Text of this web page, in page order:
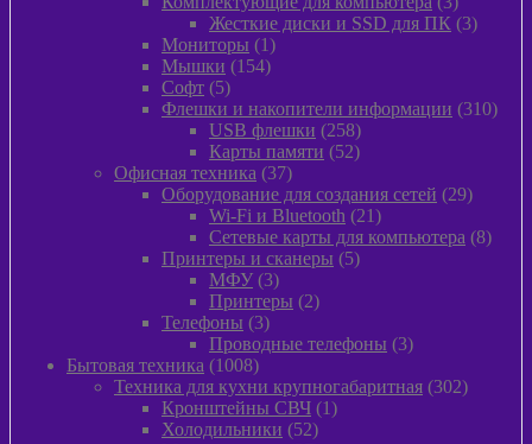
товара
Жесткие диски и SSD для ПК 33
Мониторы 11
товар
Мышки 154154
Софт 55
товаров
Флешки и накопители информации 310310
USB флешки 258258
товаров
Карты памяти 5252
Офисная техника 3737
товаров
Оборудование для создания сетей 2929
Wi-Fi и Bluetooth 2121
товар
Сетевые карты для компьютера 88
Принтеры и сканеры 55
МФУ 33
товара
Принтеры 22
Телефоны 33
товара
Проводные телефоны 33
Бытовая техника 10081008
товаров
Техника для кухни крупногабаритная 302302
Кронштейны СВЧ 11
Холодильники 5252